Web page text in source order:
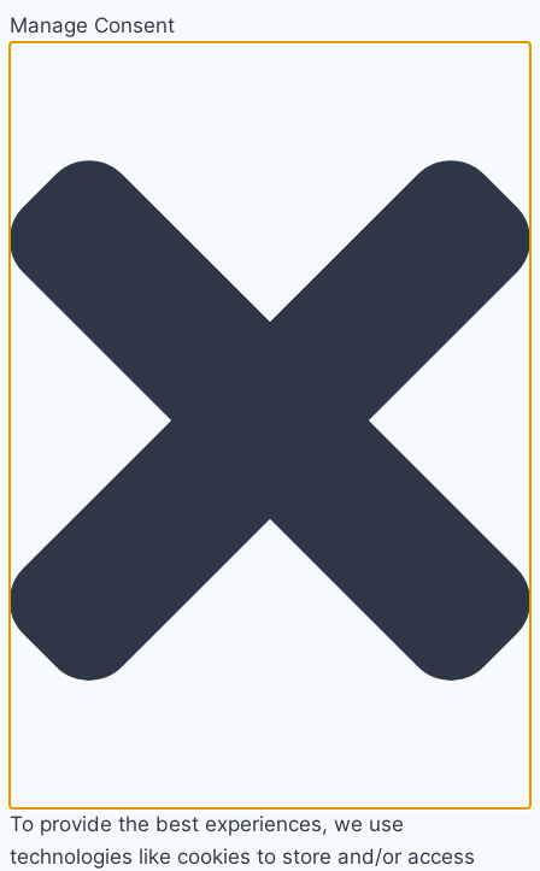
Manage Consent
To provide the best experiences, we use
technologies like cookies to store and/or access